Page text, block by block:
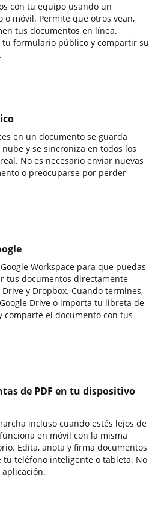
con tu equipo usando un
móvil. Permite que otros vean,
tus documentos en línea.
tu formulario público y compartir su
en un documento se guarda
y se sincroniza en todos los
No es necesario enviar nuevas
o preocuparse por perder
Workspace para que puedas
tus documentos directamente
y Dropbox. Cuando termines,
Drive o importa tu libreta de
comparte el documento con tus
de PDF en tu dispositivo
incluso cuando estés lejos de
en móvil con la misma
Edita, anota y firma documentos
tu teléfono inteligente o tableta. No